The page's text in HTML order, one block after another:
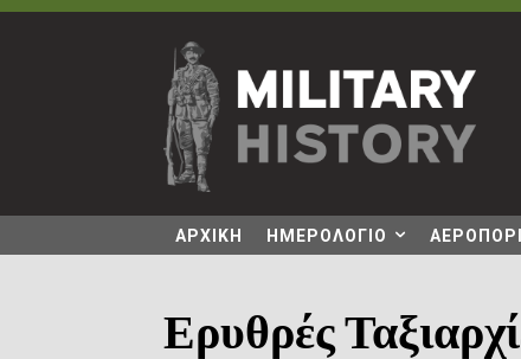
ΑΡΧΙΚΗ ΗΜΕΡΟΛΟΓΙΟ
Ερυθρές